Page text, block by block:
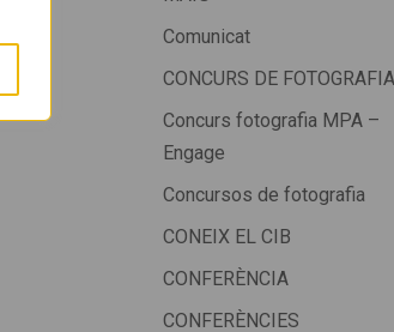
Comunicat
CONCURS DE FOTOGRAFIA
Concurs fotografia MPA –
Engage
Concursos de fotografia
CONEIX EL CIB
CONFERÈNCIA
CONFERÈNCIES